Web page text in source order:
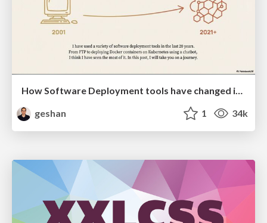
How Software Deployment tools have changed in the past 20 years
geshan
1 34k